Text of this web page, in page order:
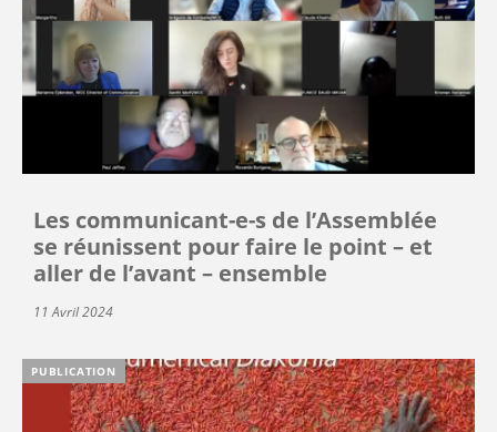
Les communicant-e-s de l’Assemblée
se réunissent pour faire le point – et
aller de l’avant – ensemble
11 Avril 2024
PUBLICATION